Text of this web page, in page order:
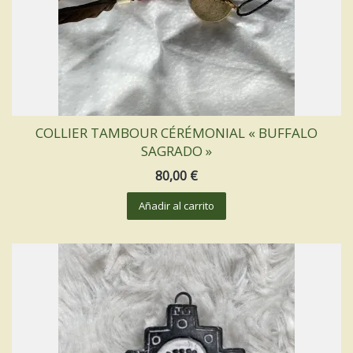
INSTRUMENTS SACRÉS
MON BLOG
ACTUALITÉ
ME CONTACTER
MON COMPTE
MON PANIER
French
0 productos
COLLIER TAMBOUR CÉRÉMONIAL « BUFFALO
SAGRADO »
80,00 €
Añadir al carrito